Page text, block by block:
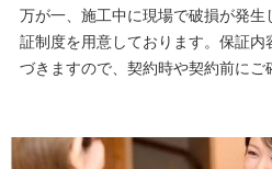
万が一、施工中に現場で破損が発
証制度を用意しております。保証
づきますので、契約時や契約前にご